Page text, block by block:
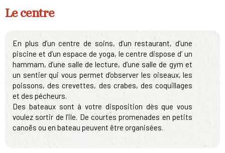
Le centre
En plus d’un centre de soins, d’un restaurant, d’une
piscine et d’un espace de yoga, le centre dispose d’ un
hammam, d’une salle de lecture, d’une salle de gym et
un sentier qui vous permet d’observer les oiseaux, les
poissons, des crevettes, des crabes, des coquillages
et des pécheurs.
Des bateaux sont à votre disposition dès que vous
voulez sortir de l’ile. De courtes promenades en petits
canoës ou en bateau peuvent être organisées.